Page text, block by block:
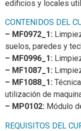
edificios y locales
CONTENIDOS DEL
– MF0972_1:
suelos, paredes y
– MF0996_1:
– MF1087_1:
– MF1088_1:
utilización de
– MP0102: Módulo
REQUISITOS DEL